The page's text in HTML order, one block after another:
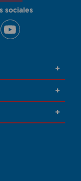
sociales
+
+
+